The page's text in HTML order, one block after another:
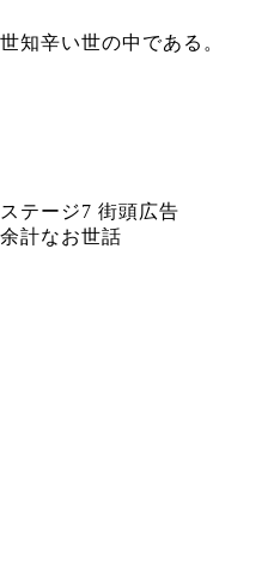
世知辛い世の中である。
ステージ7 街頭広告
余計なお世話